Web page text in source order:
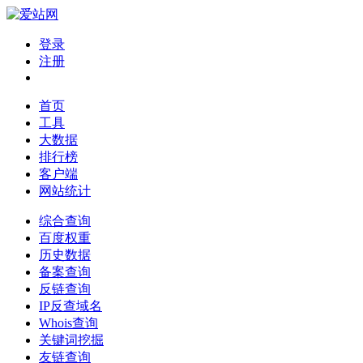
登录
注册
首页
工具
大数据
排行榜
客户端
网站统计
综合查询
百度权重
历史数据
备案查询
反链查询
IP反查域名
Whois查询
关键词挖掘
友链查询